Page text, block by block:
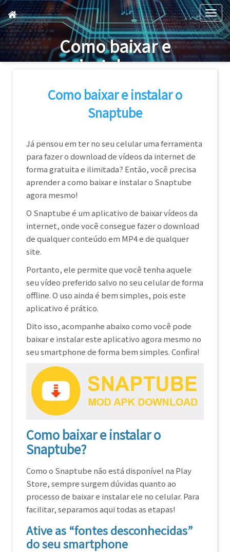
Skip
to
main
content
Como baixar e
instalar o
Snaptube
Como baixar e instalar o
Snaptube
Já pensou em ter no seu celular uma ferramenta
para fazer o download de vídeos da internet de
forma gratuita e ilimitada? Então, você precisa
aprender a como baixar e instalar o Snaptube
agora mesmo!
O Snaptube é um aplicativo de baixar vídeos da
internet, onde você consegue fazer o download
de qualquer conteúdo em MP4 e de qualquer
site.
Portanto, ele permite que você tenha aquele
seu vídeo preferido salvo no seu celular de forma
offline. O uso ainda é bem simples, pois este
aplicativo é prático.
Dito isso, acompanhe abaixo como você pode
baixar e instalar este aplicativo agora mesmo no
seu smartphone de forma bem simples. Confira!
Como baixar e instalar o
Snaptube?
Como o Snaptube não está disponível na Play
Store, sempre surgem dúvidas quanto ao
processo de baixar e instalar ele no celular. Para
facilitar, separamos aqui todas as etapas!
Ative as “fontes desconhecidas”
do seu smartphone